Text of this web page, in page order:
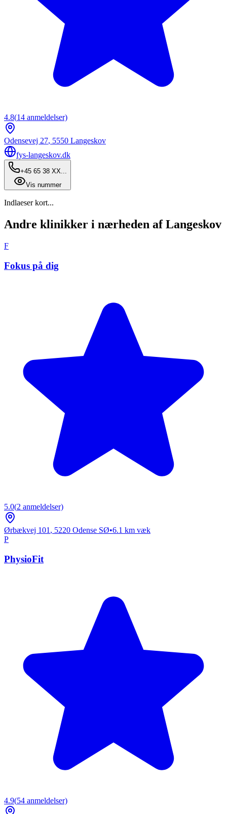
4.8(14 anmeldelser)
Odensevej 27, 5550 Langeskov
fys-langeskov.dk
+45 65 38 XX...
Vis nummer
Indlaeser kort...
Andre klinikker i nærheden af Langeskov
F
Fokus på dig
5.0(2 anmeldelser)
Ørbækvej 101 , 5220 Odense SØ•6.1 km væk
P
PhysioFit
4.9(54 anmeldelser)